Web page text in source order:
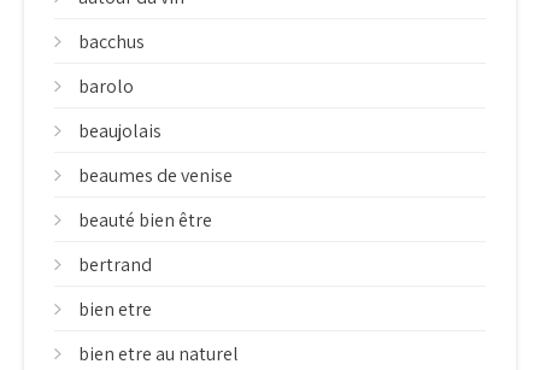
bacchus
barolo
beaujolais
beaumes de venise
beauté bien être
bertrand
bien etre
bien etre au naturel